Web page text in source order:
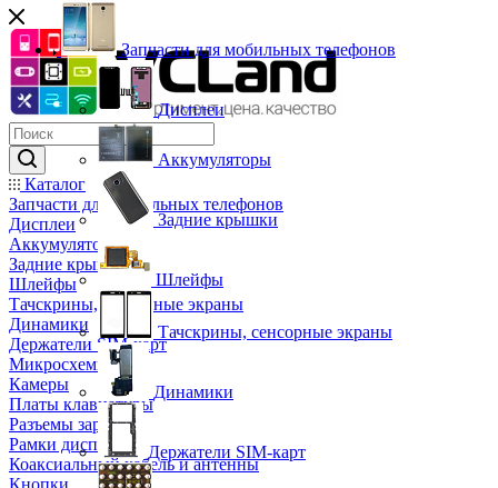
Каталог
Запчасти для мобильных телефонов
Дисплеи
Аккумуляторы
Задние крышки
Шлейфы
Тачскрины, сенсорные экраны
Динамики
Держатели SIM-карт
Микросхемы
Камеры
Платы клавиатуры
Разъемы зарядки
Рамки дисплея
Коаксиальный кабель и антенны
Кнопки
Запчасти для мобильных телефонов
Дисплеи
Аккумуляторы
Задние крышки
Шлейфы
Тачскрины, сенсорные экраны
Динамики
Держатели SIM-карт